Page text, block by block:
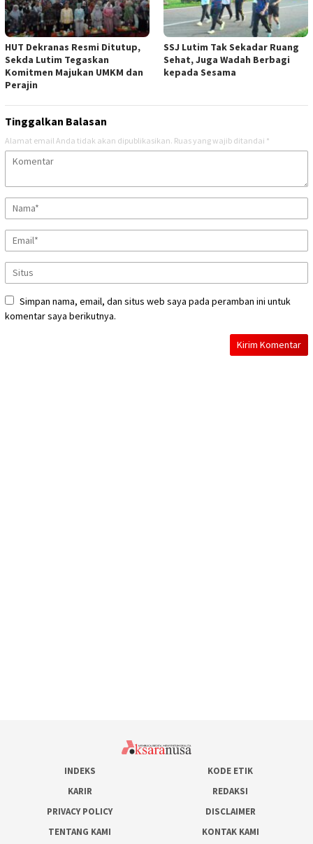
HUT Dekranas Resmi Ditutup,
Sekda Lutim Tegaskan
Komitmen Majukan UMKM dan
Perajin
SSJ Lutim Tak Sekadar Ruang
Sehat, Juga Wadah Berbagi
kepada Sesama
Tinggalkan Balasan
Alamat email Anda tidak akan dipublikasikan. Ruas yang wajib ditandai *
Simpan nama, email, dan situs web saya pada peramban ini untuk
komentar saya berikutnya.
INDEKS
KODE ETIK
KARIR
REDAKSI
PRIVACY POLICY
DISCLAIMER
TENTANG KAMI
KONTAK KAMI